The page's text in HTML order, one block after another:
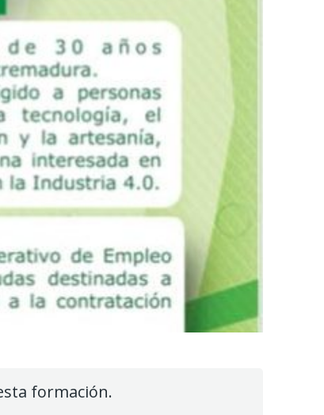
formación.